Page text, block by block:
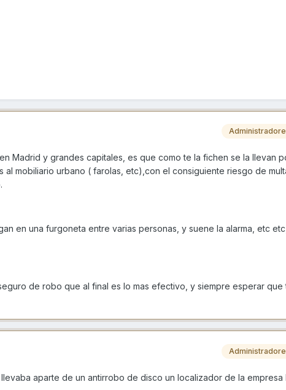
Madrid y grandes capitales, es que como te la fichen se la llevan
al mobiliario urbano ( farolas, etc),con el consiguiente riesgo de
en una furgoneta entre varias personas, y suene la alarma, etc
de robo que al final es lo mas efectivo, y siempre esperar que
aparte de un antirrobo de disco un localizador de la empresa